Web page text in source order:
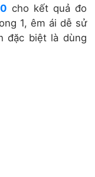
cho kết quả đo
1, êm ái dễ sử
đặc biệt là dùng